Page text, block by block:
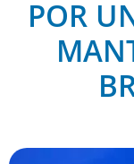
POR